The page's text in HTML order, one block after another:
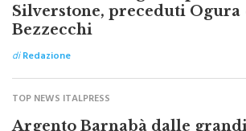
Martin vince la gara Sprint a
Silverstone, preceduti Ogura e
Bezzecchi
diRedazione
TOP NEWS ITALPRESS